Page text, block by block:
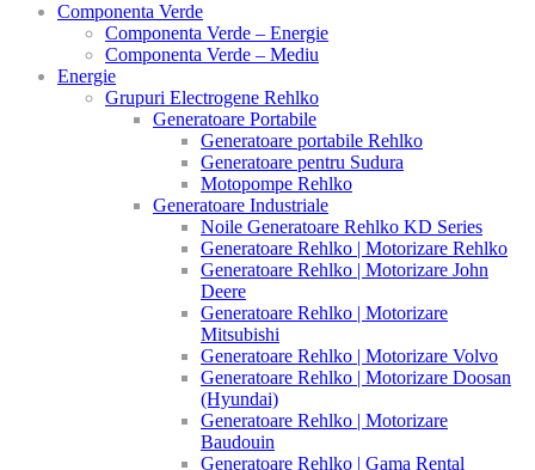
Componenta Verde
Componenta Verde – Energie
Componenta Verde – Mediu
Energie
Grupuri Electrogene Rehlko
Generatoare Portabile
Generatoare portabile Rehlko
Generatoare pentru Sudura
Motopompe Rehlko
Generatoare Industriale
Noile Generatoare Rehlko KD Series
Generatoare Rehlko | Motorizare Rehlko
Generatoare Rehlko | Motorizare John
Deere
Generatoare Rehlko | Motorizare
Mitsubishi
Generatoare Rehlko | Motorizare Volvo
Generatoare Rehlko | Motorizare Doosan
(Hyundai)
Generatoare Rehlko | Motorizare
Baudouin
Generatoare Rehlko | Gama Rental